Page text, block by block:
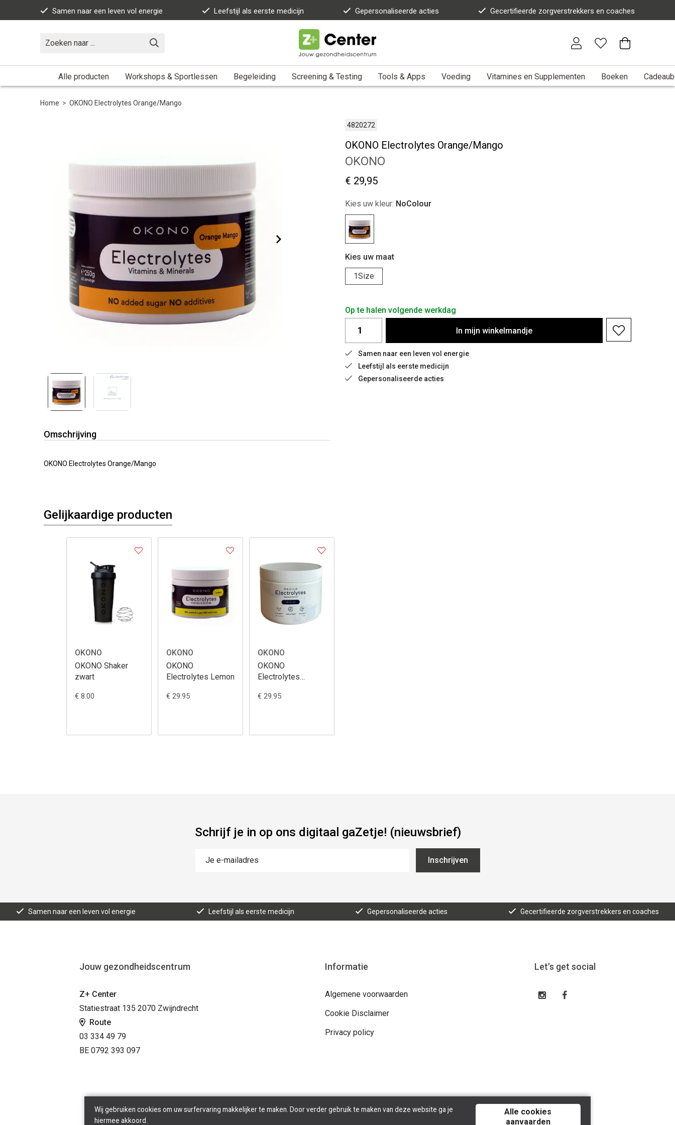
Samen naar een leven vol energie Leefstijl als eerste medicijn Gepersonaliseerde acties Gecertifieerde zorgverstrekkers en coaches
Alle producten Workshops & Sportlessen Begeleiding Screening & Testing Tools & Apps Voeding Vitamines en Supplementen Boeken
Home > OKONO Electrolytes Orange/Mango
4820272
OKONO Electrolytes Orange/Mango
OKONO
€ 29,95
Kies uw kleur: NoColour
Kies uw maat
1Size
Op te halen volgende werkdag
In mijn winkelmandje
Samen naar een leven vol energie
Leefstijl als eerste medicijn
Gepersonaliseerde acties
Omschrijving
OKONO Electrolytes Orange/Mango
Gelijkaardige producten
OKONO
OKONO Shaker
zwart
€ 8.00
OKONO
OKONO
Electrolytes Lemon
€ 29.95
OKONO
OKONO
Electrolytes
€ 29.95
Schrijf je in op ons digitaal gaZetje! (nieuwsbrief)
Inschrijven
Samen naar een leven vol energie Leefstijl als eerste medicijn Gepersonaliseerde acties Gecertifieerde zorgverstrekkers en coaches
Jouw gezondheidscentrum
Z+ Center
Statiestraat 135 2070 Zwijndrecht
Route
03 334 49 79
BE 0792 393 097
Informatie
Algemene voorwaarden
Cookie Disclaimer
Privacy policy
Let's get social
Wij gebruiken cookies om uw surfervaring makkelijker te maken. Door verder gebruik te maken van deze website ga je
hiermee akkoord.
Alle cookies
aanvaarden